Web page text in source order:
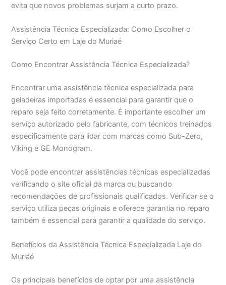
evita que novos problemas surjam a curto prazo.
Assistência Técnica Especializada: Como Escolher o
Serviço Certo em Laje do Muriaé
Como Encontrar Assistência Técnica Especializada?
Encontrar uma assistência técnica especializada para
geladeiras importadas é essencial para garantir que o
reparo seja feito corretamente. É importante escolher um
serviço autorizado pelo fabricante, com técnicos treinados
especificamente para lidar com marcas como Sub-Zero,
Viking e GE Monogram.
Você pode encontrar assistências técnicas especializadas
verificando o site oficial da marca ou buscando
recomendações de profissionais qualificados. Verificar se o
serviço utiliza peças originais e oferece garantia no reparo
também é essencial para garantir a qualidade do serviço.
Benefícios da Assistência Técnica Especializada Laje do
Muriaé
Os principais benefícios de optar por uma assistência